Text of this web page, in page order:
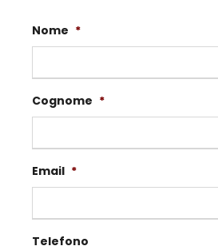
Nome *
Cognome *
Email *
Telefono